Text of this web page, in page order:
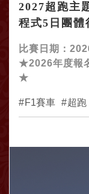
2027超跑主
程式5日團體
比賽日期：
★2026年度報
★
F1賽車 超跑